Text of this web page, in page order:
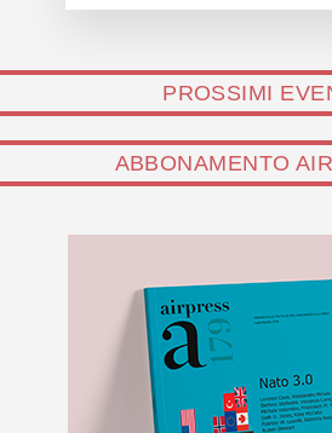
PROSSIMI
ABBONAMENTO